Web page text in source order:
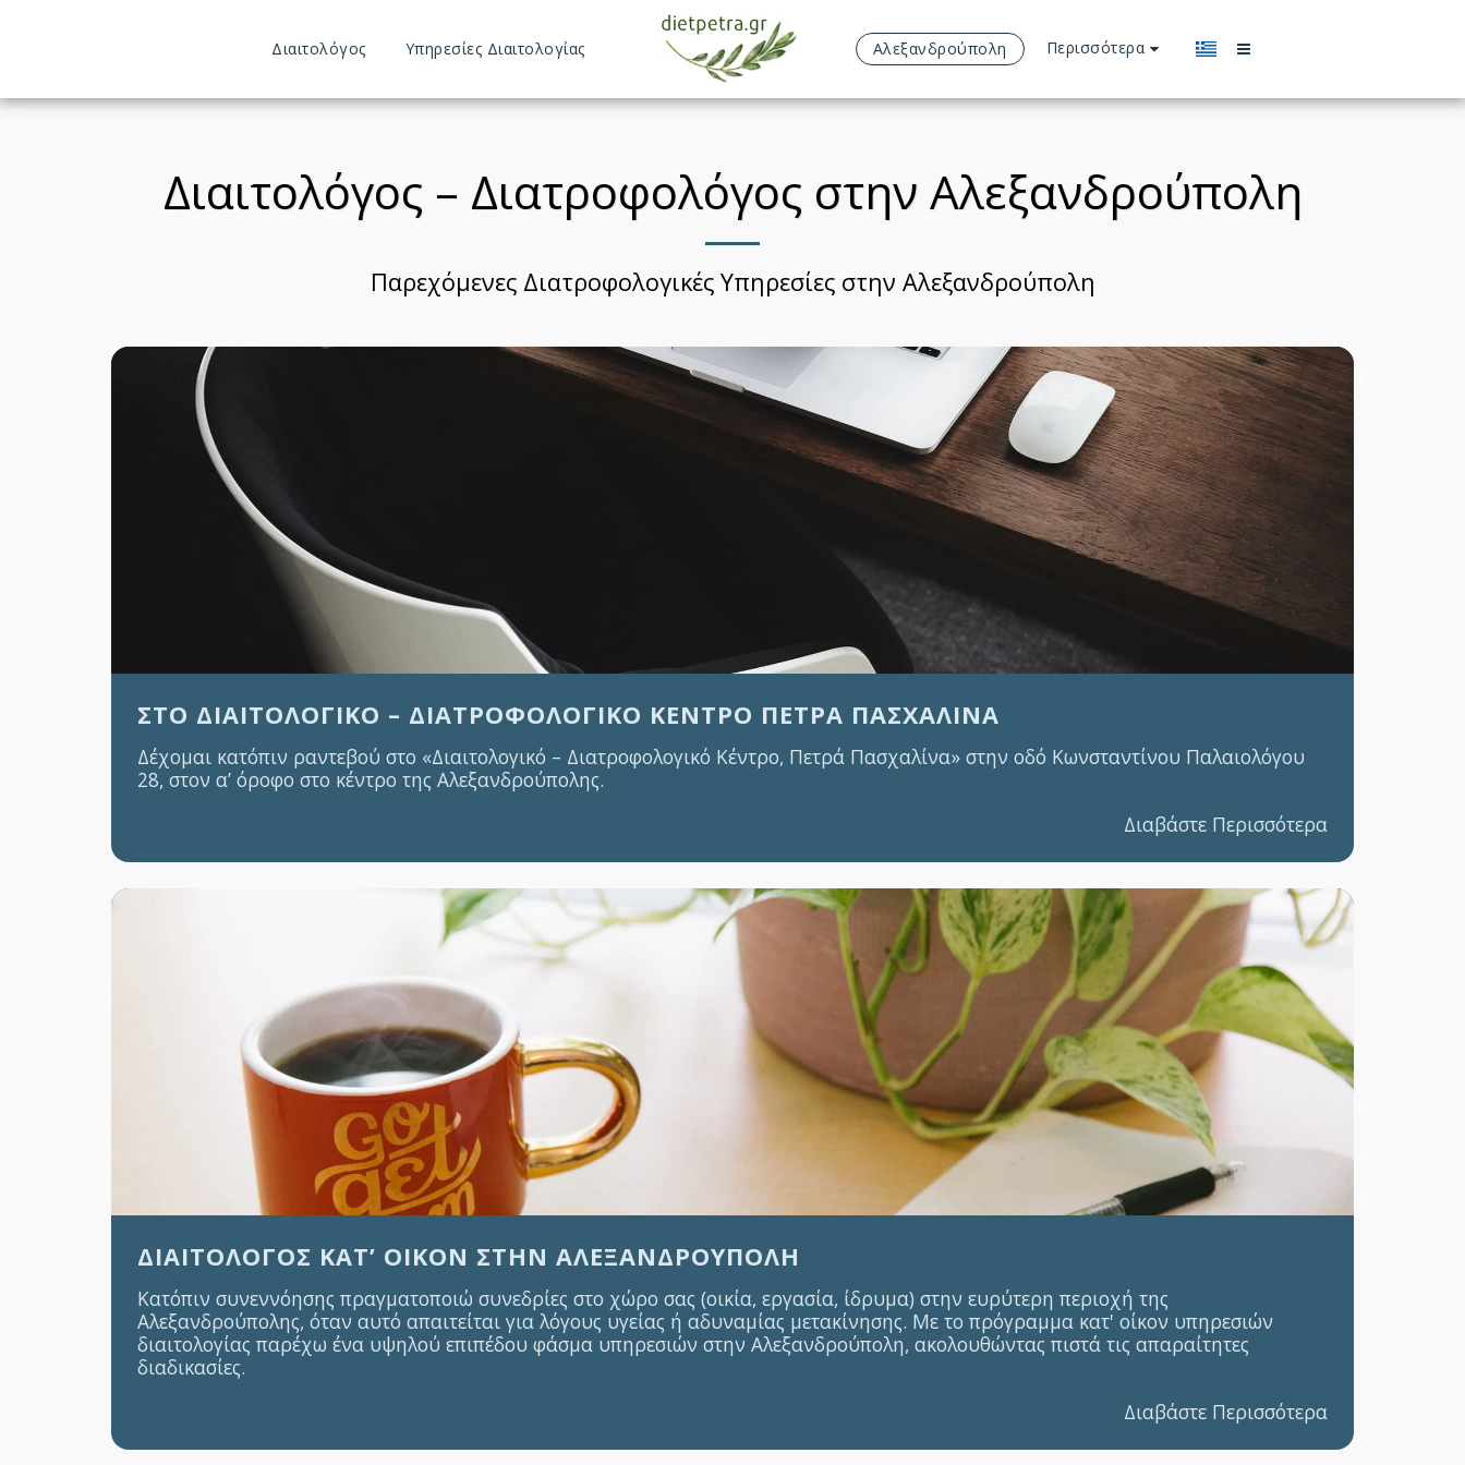
Διαιτολόγος Υπηρεσίες Διαιτολογίας Αλεξανδρούπολη Περισσότερα
Διαιτολόγος – Διατροφολόγος στην Αλεξανδρούπολη
Παρεχόμενες Διατροφολογικές Υπηρεσίες στην Αλεξανδρούπολη
ΣΤΟ ΔΙΑΙΤΟΛΟΓΙΚΌ – ΔΙΑΤΡΟΦΟΛΟΓΙΚΌ ΚΈΝΤΡΟ ΠΕΤΡΆ ΠΑΣΧΑΛΊΝΑ
Δέχομαι κατόπιν ραντεβού στο «Διαιτολογικό – Διατροφολογικό Κέντρο, Πετρά Πασχαλίνα» στην οδό Κωνσταντίνου Παλαιολόγου
28, στον α’ όροφο στο κέντρο της Αλεξανδρούπολης.
Διαβάστε Περισσότερα
ΔΙΑΙΤΟΛΌΓΟΣ ΚΑΤ’ ΟΊΚΟΝ ΣΤΗΝ ΑΛΕΞΑΝΔΡΟΎΠΟΛΗ
Κατόπιν συνεννόησης πραγματοποιώ συνεδρίες στο χώρο σας (οικία, εργασία, ίδρυμα) στην ευρύτερη περιοχή της
Αλεξανδρούπολης, όταν αυτό απαιτείται για λόγους υγείας ή αδυναμίας μετακίνησης. Με το πρόγραμμα κατ' οίκον υπηρεσιών
διαιτολογίας παρέχω ένα υψηλού επιπέδου φάσμα υπηρεσιών στην Αλεξανδρούπολη, ακολουθώντας πιστά τις απαραίτητες
διαδικασίες.
Διαβάστε Περισσότερα